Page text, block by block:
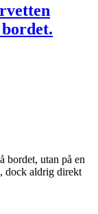
bordet, utan på en
dock aldrig direkt